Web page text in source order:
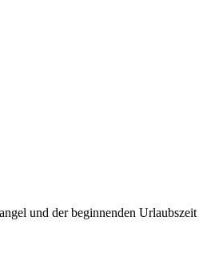
und der beginnenden Urlaubszeit